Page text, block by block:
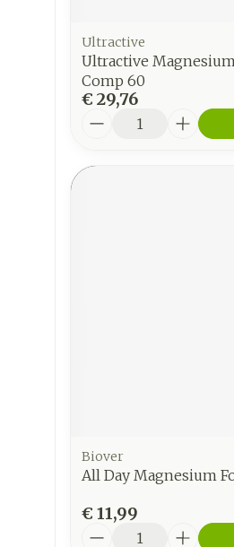
Ultractive
Ultractive
Comp 60
€ 29,76
Biover
All Day Magnesium
€ 11,99